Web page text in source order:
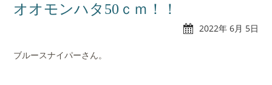
オオモンハタ50ｃｍ！！
2022年 6月 5日
ブルースナイパーさん。